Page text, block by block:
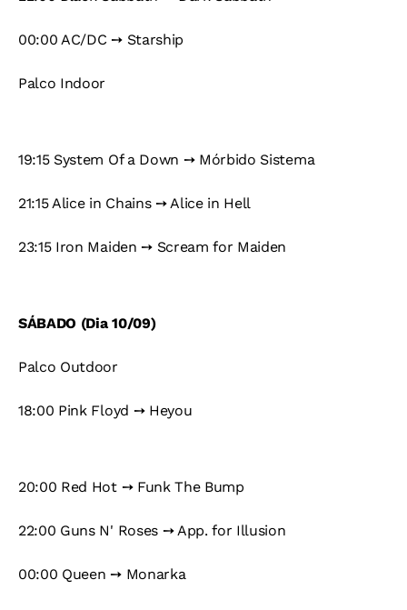
00:00 AC/DC ➙ Starship
Palco Indoor
19:15 System Of a Down ➙ Mórbido Sistema
21:15 Alice in Chains ➙ Alice in Hell
23:15 Iron Maiden ➙ Scream for Maiden
SÁBADO (Dia 10/09)
Palco Outdoor
18:00 Pink Floyd ➙ Heyou
20:00 Red Hot ➙ Funk The Bump
22:00 Guns N' Roses ➙ App. for Illusion
00:00 Queen ➙ Monarka